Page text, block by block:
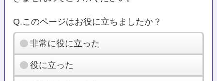
Q.このページはお役に立ちましたか？
非常に役に立った
役に立った